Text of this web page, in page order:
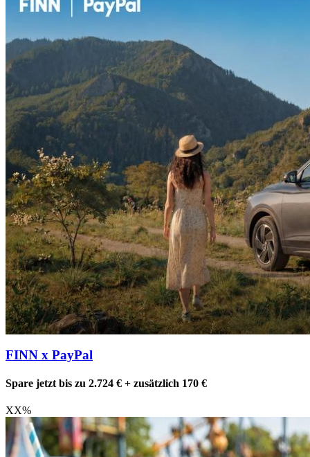
FINN x PayPal
Spare jetzt bis zu 2.724 € + zusätzlich 170 €
XX%